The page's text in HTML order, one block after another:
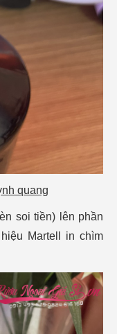
quang
soi tiền) lên phần
Martell in chìm